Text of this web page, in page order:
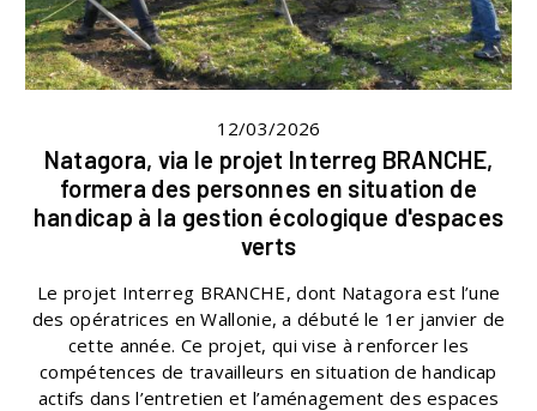
12/03/2026
Natagora, via le projet Interreg BRANCHE,
formera des personnes en situation de
handicap à la gestion écologique d'espaces
verts
Le projet Interreg BRANCHE, dont Natagora est l’une
des opératrices en Wallonie, a débuté le 1er janvier de
cette année. Ce projet, qui vise à renforcer les
compétences de travailleurs en situation de handicap
actifs dans l’entretien et l’aménagement des espaces